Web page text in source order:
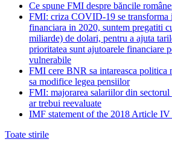
Ce spune FMI despre băncile
FMI: criza COVID-19 se transforma
financiara in 2020, suntem pregatiti
miliarde) de dolari, pentru a ajuta
prioritatea sunt ajutoarele financiare
vulnerabile
FMI cere BNR sa intareasca politica
sa modifice legea pensiilor
FMI: majorarea salariilor din
ar trebui reevaluate
IMF statement of the 2018 Article
Toate stirile